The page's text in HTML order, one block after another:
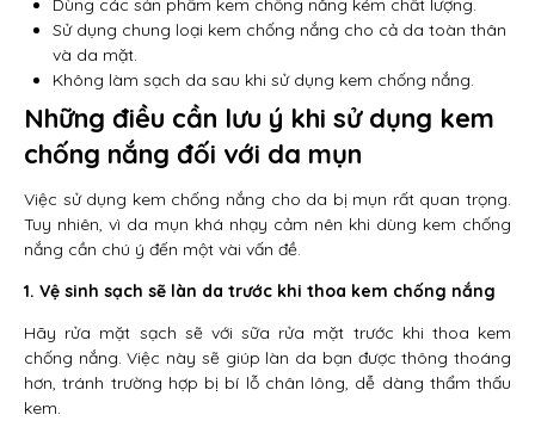
Dùng các sản phẩm kem chống nắng kém chất lượng.
Sử dụng chung loại kem chống nắng cho cả da toàn thân
và da mặt.
Không làm sạch da sau khi sử dụng kem chống nắng.
Những điều cần lưu ý khi sử dụng kem
chống nắng đối với da mụn
Việc sử dụng kem chống nắng cho da bị mụn rất quan trọng.
Tuy nhiên, vì da mụn khá nhạy cảm nên khi dùng kem chống
nắng cần chú ý đến một vài vấn đề.
1. Vệ sinh sạch sẽ làn da trước khi thoa kem chống nắng
Hãy rửa mặt sạch sẽ với sữa rửa mặt trước khi thoa kem
chống nắng. Việc này sẽ giúp làn da bạn được thông thoáng
hơn, tránh trường hợp bị bí lỗ chân lông, dễ dàng thẩm thấu
kem.